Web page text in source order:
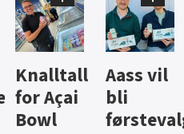
Brus og
jus fra
Berentsen
Hard
iste fra
Hansa